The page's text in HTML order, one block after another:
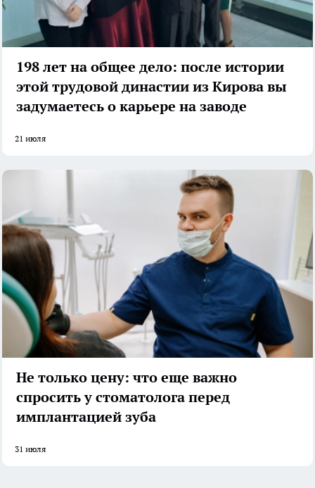
198 лет на общее дело: после истории
этой трудовой династии из Кирова вы
задумаетесь о карьере на заводе
21 июля
Не только цену: что еще важно
спросить у стоматолога перед
имплантацией зуба
31 июля